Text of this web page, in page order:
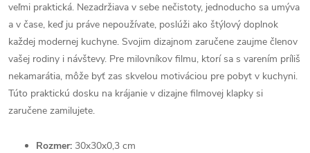
veľmi praktická. Nezadržiava v sebe nečistoty, jednoducho sa umýva
a v čase, keď ju práve nepoužívate, poslúži ako štýlový doplnok
každej modernej kuchyne. Svojim dizajnom zaručene zaujme členov
vašej rodiny i návštevy. Pre milovníkov filmu, ktorí sa s varením príliš
nekamarátia, môže byť zas skvelou motiváciou pre pobyt v kuchyni.
Túto praktickú dosku na krájanie v dizajne filmovej klapky si
zaručene zamilujete.
Rozmer: 30x30x0,3 cm